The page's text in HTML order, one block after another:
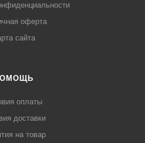
оферта
сайта
оплаты
доставки
на товар